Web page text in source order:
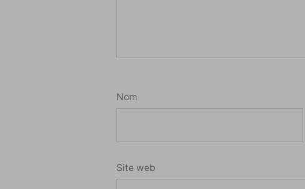
Nom
Site web